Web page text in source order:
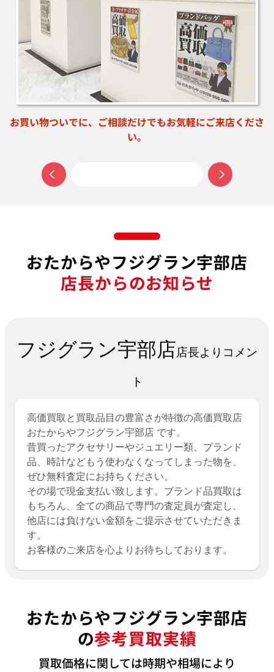
扉がなく入りやすい入口です。
おたからやフジグラン宇部店
店長からのお知らせ
フジグラン宇部店店長よりコメン
ト
高価買取と買取品目の豊富さが特徴の高価買取店
おたからやフジグラン宇部店 です。
昔買ったアクセサリーやジュエリー類、ブランド
品、時計などもう使わなくなってしまった物を、
ぜひ無料査定にお持ちください。
その場で現金支払い致します。ブランド品買取は
もちろん、全ての商品で専門の査定員が査定し、
他店には負けない金額をご提示させていただきま
す。
お客様のご来店を心よりお待ちしております。
おたからやフジグラン宇部店
の参考買取実績
買取価格に関しては時期や相場により